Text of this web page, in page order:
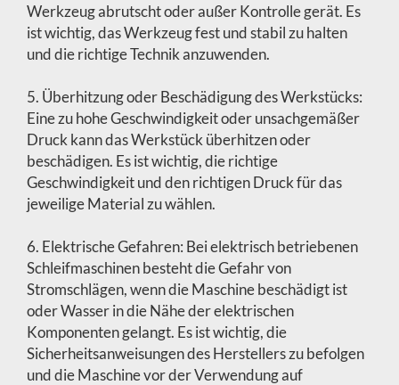
Werkzeug abrutscht oder außer Kontrolle gerät. Es
ist wichtig, das Werkzeug fest und stabil zu halten
und die richtige Technik anzuwenden.
5. Überhitzung oder Beschädigung des Werkstücks:
Eine zu hohe Geschwindigkeit oder unsachgemäßer
Druck kann das Werkstück überhitzen oder
beschädigen. Es ist wichtig, die richtige
Geschwindigkeit und den richtigen Druck für das
jeweilige Material zu wählen.
6. Elektrische Gefahren: Bei elektrisch betriebenen
Schleifmaschinen besteht die Gefahr von
Stromschlägen, wenn die Maschine beschädigt ist
oder Wasser in die Nähe der elektrischen
Komponenten gelangt. Es ist wichtig, die
Sicherheitsanweisungen des Herstellers zu befolgen
und die Maschine vor der Verwendung auf